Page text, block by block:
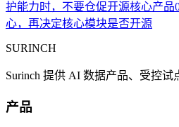
护能力时，不要仓促开源核心产品
心，再决定核心模块是否开源
SURINCH
Surinch 提供 AI 数据产品、受控试
产品